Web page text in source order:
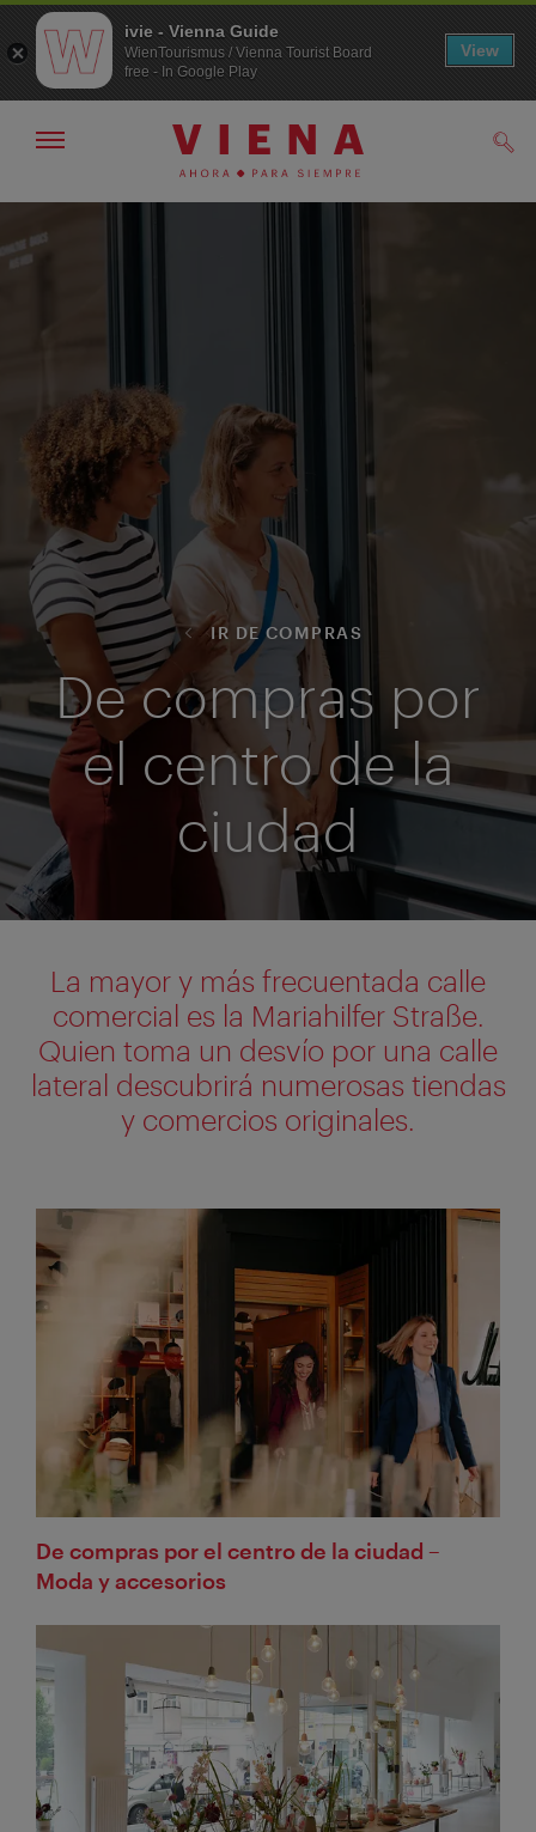
A
la
navegación
Al
contenido
Mostrar/ocultar
IR DE COMPRAS
De compras por
el centro de la
ciudad
La mayor y más frecuentada calle
comercial es la Mariahilfer Straße.
Quien toma un desvío por una calle
lateral descubrirá numerosas tiendas
y comercios originales.
De compras por el centro de la ciudad –
Moda y accesorios
ivie - Vienna Guide
WienTourismus / Vienna Tourist Board
free - In Google Play
View